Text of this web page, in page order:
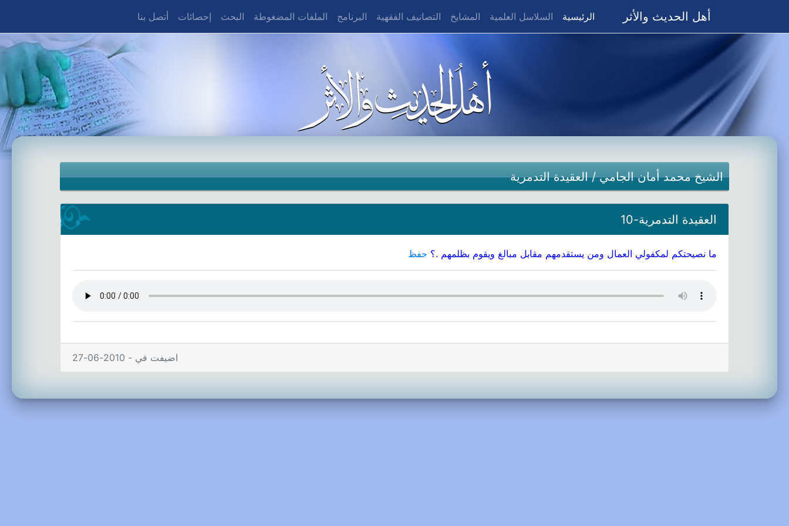
أهل الحديث والأثر الرئيسية السلاسل العلمية المشايخ التصانيف الفقهية البرنامج الملفات المضغوطة البحث إحصائات أتصل بنا
الشيخ محمد أمان الجامي/العقيدة التدمرية
العقيدة التدمرية-10
ما نصيحتكم لمكفولي العمال ومن يستقدمهم مقابل مبالغ ويقوم بظلمهم .؟ حفظ
اضيفت في - 2010-06-27